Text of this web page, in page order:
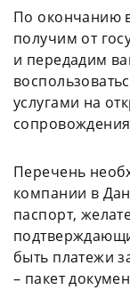
По окончанию
получим от
и передадим
услугами на
Перечень
компании в
паспорт,
быть платежи
– пакет